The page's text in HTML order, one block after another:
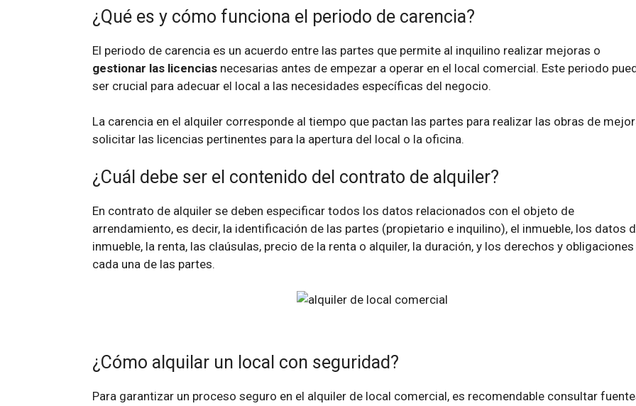
¿Qué es y cómo funciona el periodo de carencia?
El periodo de carencia es un acuerdo entre las partes que permite al inquilino realizar mejoras o
gestionar las licencias necesarias antes de empezar a operar en el local comercial. Este periodo
ser crucial para adecuar el local a las necesidades específicas del negocio.
La carencia en el alquiler corresponde al tiempo que pactan las partes para realizar las obras de
solicitar las licencias pertinentes para la apertura del local o la oficina.
¿Cuál debe ser el contenido del contrato de alquiler?
En contrato de alquiler se deben especificar todos los datos relacionados con el objeto de
arrendamiento, es decir, la identificación de las partes (propietario e inquilino), el inmueble, los datos
inmueble, la renta, las claúsulas, precio de la renta o alquiler, la duración, y los derechos y
cada una de las partes.
¿Cómo alquilar un local con seguridad?
Para garantizar un proceso seguro en el alquiler de local comercial, es recomendable consultar